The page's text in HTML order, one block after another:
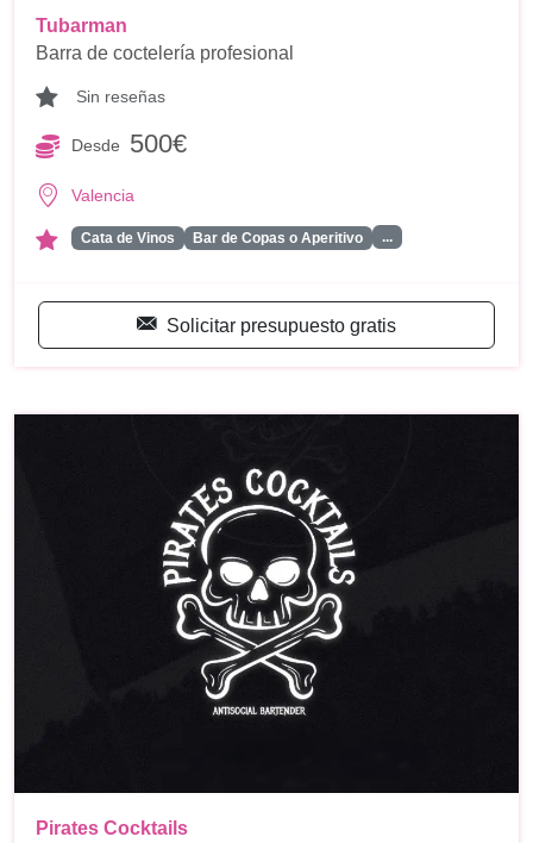
Tubarman
Barra de coctelería profesional
Sin reseñas
Desde 500€
Valencia
Cata de Vinos Bar de Copas o Aperitivo ...
Solicitar presupuesto gratis
Pirates Cocktails